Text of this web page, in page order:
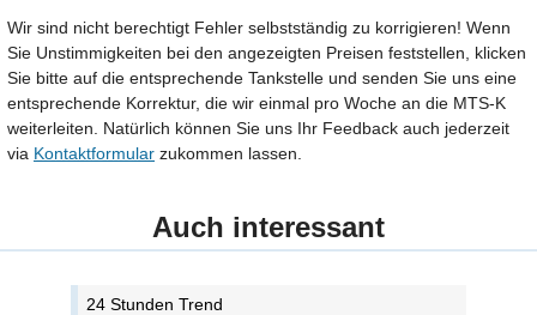
Wir sind nicht berechtigt Fehler selbstständig zu korrigieren! Wenn
Sie Unstimmigkeiten bei den angezeigten Preisen feststellen, klicken
Sie bitte auf die entsprechende Tankstelle und senden Sie uns eine
entsprechende Korrektur, die wir einmal pro Woche an die MTS-K
weiterleiten. Natürlich können Sie uns Ihr Feedback auch jederzeit
via Kontaktformular zukommen lassen.
Auch interessant
24 Stunden Trend